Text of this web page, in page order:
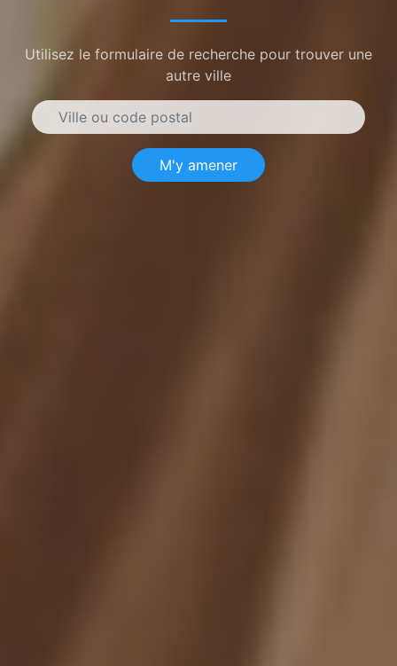
Utilisez le formulaire de recherche pour trouver une
autre ville
M'y amener